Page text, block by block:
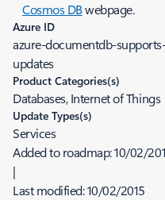
Cosmos DBwebpage.
Azure ID
azure-documentdb-
updates
Product Categories(s)
Databases, Internet of Things
Update Types(s)
Services
Added to roadmap:10/02/
|
Last modified:10/02/2015